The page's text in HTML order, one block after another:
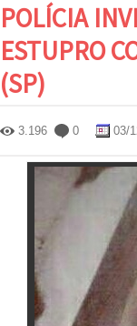
POLÍCIA
ESTUPRO
(SP)
3.196 0 03/